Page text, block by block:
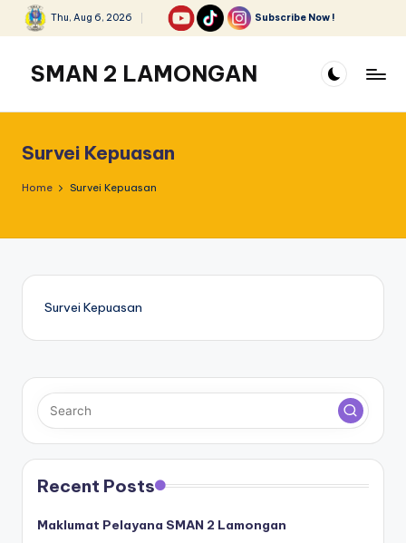
Skip
content
Thu, Aug 6, 2026 Subscribe Now !
SMAN 2 LAMONGAN
Survei Kepuasan
Home Survei Kepuasan
Survei Kepuasan
Recent Posts
Maklumat Pelayana SMAN 2 Lamongan